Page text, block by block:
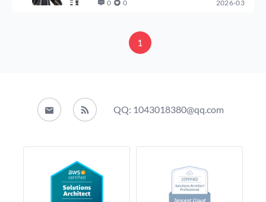
0 0 2026-03
1
QQ: 1043018380@qq.com